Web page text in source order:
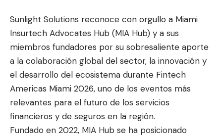
Sunlight Solutions reconoce con orgullo a Miami
Insurtech Advocates Hub (MIA Hub) y a sus
miembros fundadores por su sobresaliente aporte
a la colaboración global del sector, la innovación y
el desarrollo del ecosistema durante Fintech
Americas Miami 2026, uno de los eventos más
relevantes para el futuro de los servicios
financieros y de seguros en la región.
Fundado en 2022, MIA Hub se ha posicionado